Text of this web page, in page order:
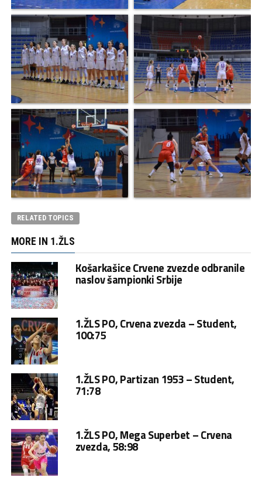
RELATED TOPICS
MORE IN 1.ŽLS
Košarkašice Crvene zvezde odbranile
naslov šampionki Srbije
1.ŽLS PO, Crvena zvezda – Student,
100:75
1.ŽLS PO, Partizan 1953 – Student,
71:78
1.ŽLS PO, Mega Superbet – Crvena
zvezda, 58:98